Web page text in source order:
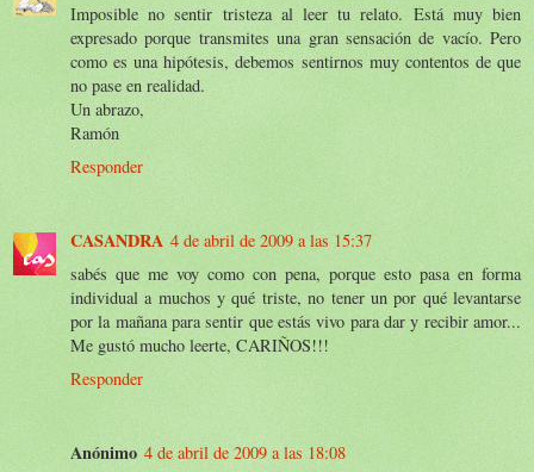
Imposible no sentir tristeza al leer tu relato. Está muy bien
expresado porque transmites una gran sensación de vacío. Pero
como es una hipótesis, debemos sentirnos muy contentos de que
no pase en realidad.
Un abrazo,
Ramón
Responder
CASANDRA 4 de abril de 2009 a las 15:37
sabés que me voy como con pena, porque esto pasa en forma
individual a muchos y qué triste, no tener un por qué levantarse
por la mañana para sentir que estás vivo para dar y recibir amor...
Me gustó mucho leerte, CARIÑOS!!!
Responder
Anónimo 4 de abril de 2009 a las 18:08